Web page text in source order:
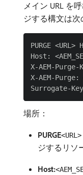
メイン URL を
ジする構文は次
PURGE <URL>
Host:
X-AEM-Purge-
X-AEM-Purge:
場所：
PURGE<URL>
ジするリソ
Host: